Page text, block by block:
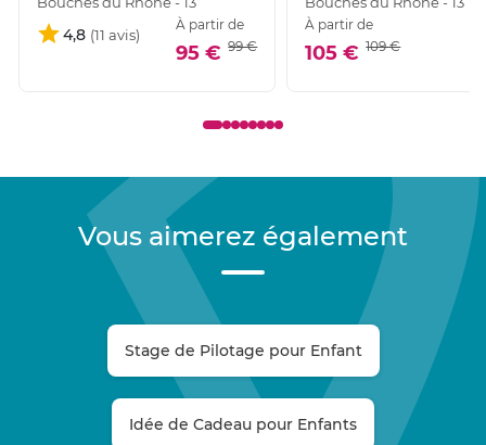
4,8
À partir de
95 € 99 €
À partir de
105 € 109 €
Vous aimerez également
Stage de Pilotage pour Enfant
Idée de Cadeau pour Enfants